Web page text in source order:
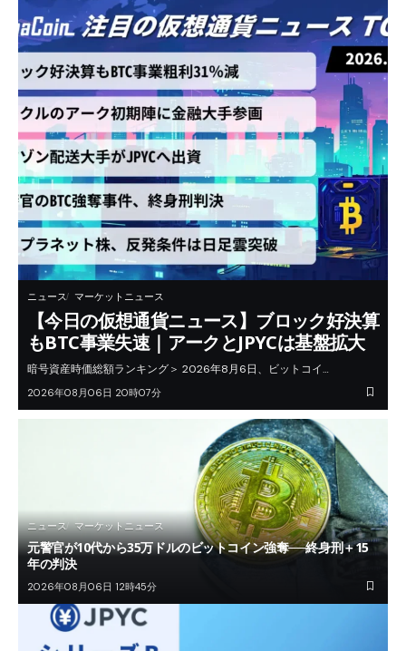
ニュース マーケットニュース
【今日の仮想通貨ニュース】ブロック好決算
もBTC事業失速｜アークとJPYCは基盤拡大
暗号資産時価総額ランキング＞ 2026年8月6日、ビットコイ…
2026年08月06日 20時07分
ニュース マーケットニュース
元警官が10代から35万ドルのビットコイン強奪──終身刑＋15
年の判決
2026年08月06日 12時45分